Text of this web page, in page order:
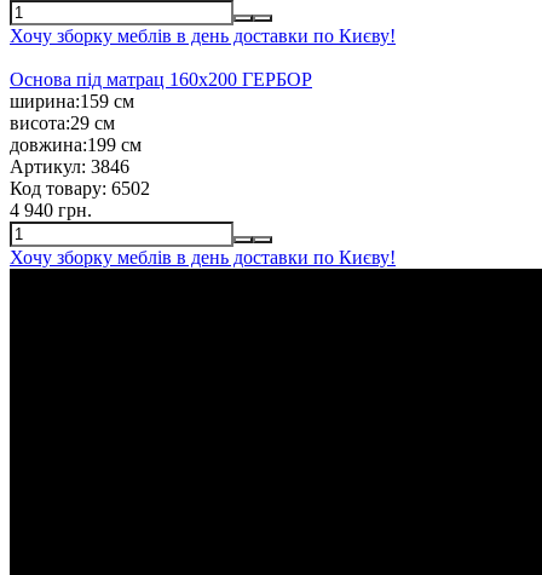
Хочу зборку меблів в день доставки по Києву!
Основа під матрац 160х200 ГЕРБОР
ширина:159 см
висота:29 см
довжина:199 см
Артикул: 3846
Код товару: 6502
4 940 грн.
Хочу зборку меблів в день доставки по Києву!